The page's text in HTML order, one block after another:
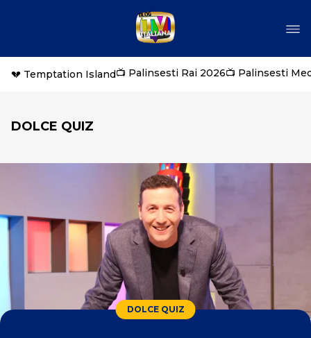
💔 Temptation Island📺 Palinsesti Rai 2026📺 Palinsesti
DOLCE QUIZ
DOLCE QUIZ